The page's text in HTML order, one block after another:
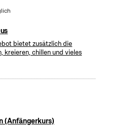
bietet zusätzlich die
kreieren, chillen und vieles
(Anfängerkurs)